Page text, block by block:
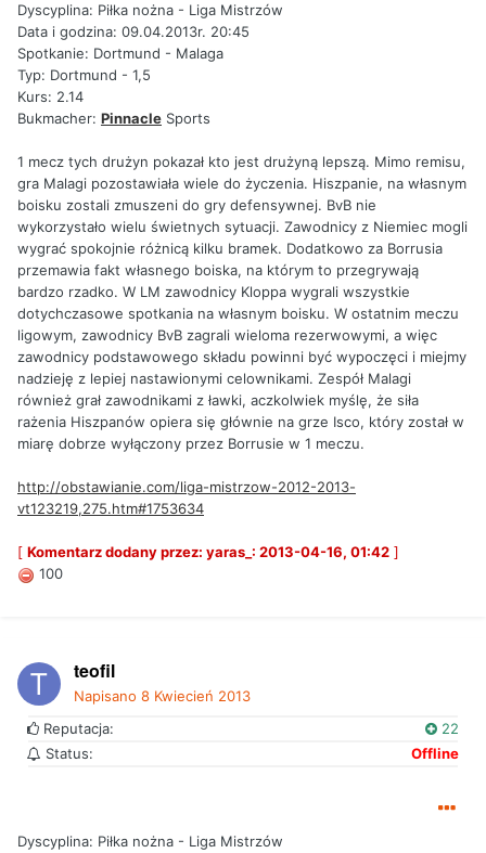
Dyscyplina: Piłka nożna - Liga Mistrzów
Data i godzina: 09.04.2013r. 20:45
Spotkanie: Dortmund - Malaga
Typ: Dortmund - 1,5
Kurs: 2.14
Bukmacher: Pinnacle Sports
1 mecz tych drużyn pokazał kto jest drużyną lepszą. Mimo remisu,
gra Malagi pozostawiała wiele do życzenia. Hiszpanie, na własnym
boisku zostali zmuszeni do gry defensywnej. BvB nie
wykorzystało wielu świetnych sytuacji. Zawodnicy z Niemiec mogli
wygrać spokojnie różnicą kilku bramek. Dodatkowo za Borrusia
przemawia fakt własnego boiska, na którym to przegrywają
bardzo rzadko. W LM zawodnicy Kloppa wygrali wszystkie
dotychczasowe spotkania na własnym boisku. W ostatnim meczu
ligowym, zawodnicy BvB zagrali wieloma rezerwowymi, a więc
zawodnicy podstawowego składu powinni być wypoczęci i miejmy
nadzieję z lepiej nastawionymi celownikami. Zespół Malagi
również grał zawodnikami z ławki, aczkolwiek myślę, że siła
rażenia Hiszpanów opiera się głównie na grze Isco, który został w
miarę dobrze wyłączony przez Borrusie w 1 meczu.
http://obstawianie.com/liga-mistrzow-2012-2013-
vt123219,275.htm#1753634
[ Komentarz dodany przez: yaras_: 2013-04-16, 01:42 ]
100
teofil
Napisano 8 Kwiecień 2013
Reputacja:
22
Status:
Offline
Dyscyplina: Piłka nożna - Liga Mistrzów